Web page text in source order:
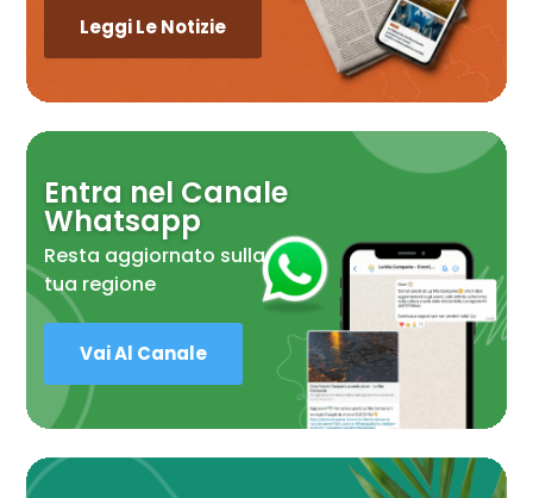
Leggi Le Notizie
Entra nel Canale
Whatsapp
Resta aggiornato sulla
tua regione
Vai Al Canale